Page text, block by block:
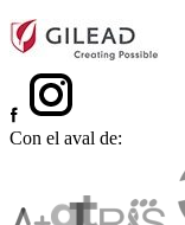
Con el aval de: